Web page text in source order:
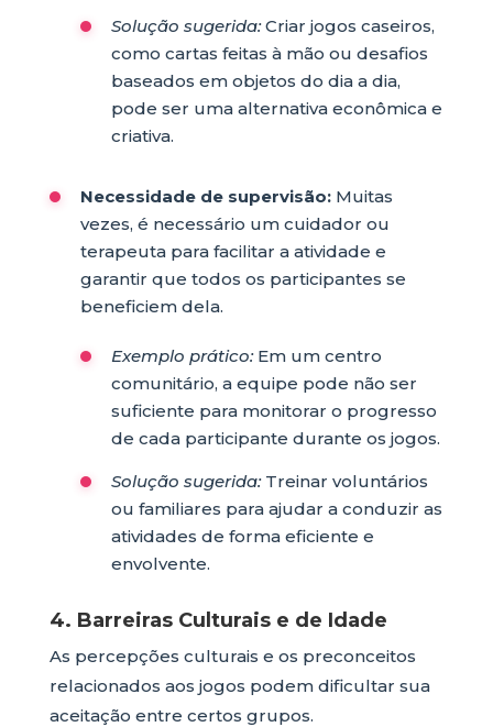
Solução sugerida:Criar jogos caseiros,
como cartas feitas à mão ou desafios
baseados em objetos do dia a dia,
pode ser uma alternativa econômica e
criativa.
Necessidade de supervisão:Muitas
vezes, é necessário um cuidador ou
terapeuta para facilitar a atividade e
garantir que todos os participantes se
beneficiem dela.
Exemplo prático:Em um centro
comunitário, a equipe pode não ser
suficiente para monitorar o progresso
de cada participante durante os jogos.
Solução sugerida:Treinar voluntários
ou familiares para ajudar a conduzir as
atividades de forma eficiente e
envolvente.
4. Barreiras Culturais e de Idade
As percepções culturais e os preconceitos
relacionados aos jogos podem dificultar sua
aceitação entre certos grupos.